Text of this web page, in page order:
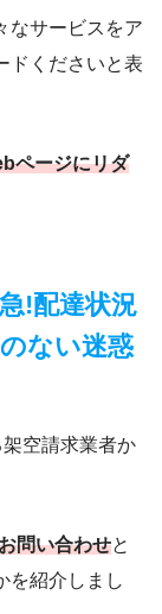
なサービスをア
ドくださいと表
ページにリダ
!配達状況
ない迷惑
空請求業者か
問い合わせと
を紹介しまし